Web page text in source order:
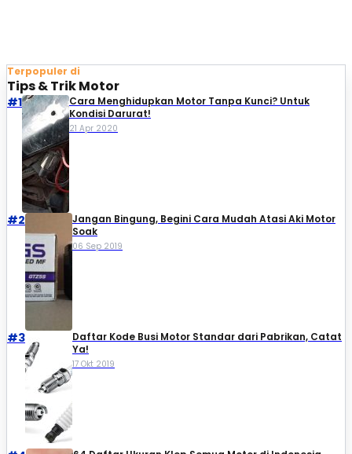
Terpopuler di
Tips & Trik Motor
#1
Cara Menghidupkan Motor Tanpa Kunci? Untuk
Kondisi Darurat!
21 Apr 2020
#2
Jangan Bingung, Begini Cara Mudah Atasi Aki Motor
Soak
06 Sep 2019
#3
Daftar Kode Busi Motor Standar dari Pabrikan, Catat
Ya!
17 Okt 2019